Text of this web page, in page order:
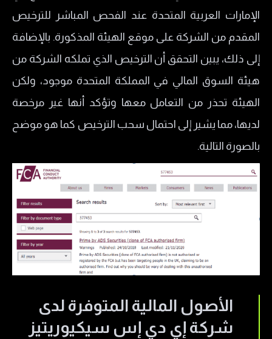
الإمارات العربية المتحدة عند الفحص المباشر للترخيص
المقدم من الشركة على موقع الهيئة المذكورة. بالإضافة
إلى ذلك، يبين التحقق أن الترخيص الذي تملكه الشركة من
هيئة السوق المالي في المملكة المتحدة موجود، ولكن
الهيئة تحذر من التعامل معها وتؤكد أنها غير مرخصة
لديها، مما يشير إلى احتمال سحب الترخيص كما هو موضح
بالصورة التالية.
الأصول المالية المتوفرة لدى
شركة إي دي إس سيكيوريتيز